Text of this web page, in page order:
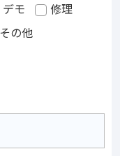
デモ
修理
その他